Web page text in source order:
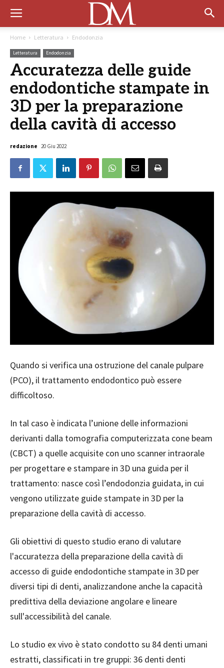
Home Letteratura Endodonzia
Letteratura Endodonzia
Accuratezza delle guide
endodontiche stampate in
3D per la preparazione
della cavità di accesso
redazione 20 Giu 2022
Quando si verifica una ostruzione del canale pulpare
(PCO), il trattamento endodontico può essere
difficoltoso.
In tal caso è indicata l’unione delle informazioni
derivanti dalla tomografia computerizzata cone beam
(CBCT) a quelle acquisite con uno scanner intraorale
per progettare e stampare in 3D una guida per il
trattamento: nasce così l’endodonzia guidata, in cui
vengono utilizzate guide stampate in 3D per la
preparazione della cavità di accesso.
Gli obiettivi di questo studio erano di valutare
l'accuratezza della preparazione della cavità di
accesso di guide endodontiche stampate in 3D per
diversi tipi di denti, analizzandone anche la capacità
predittiva della deviazione angolare e lineare
sull'accessibilità del canale.
Lo studio ex vivo è stato condotto su 84 denti umani
estratti, classificati in tre gruppi: 36 denti denti